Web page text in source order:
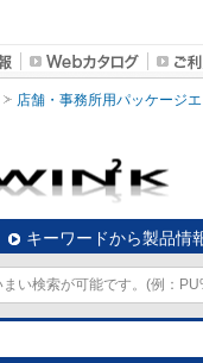
店舗・事務所用パッケージ
キーワードから製品情